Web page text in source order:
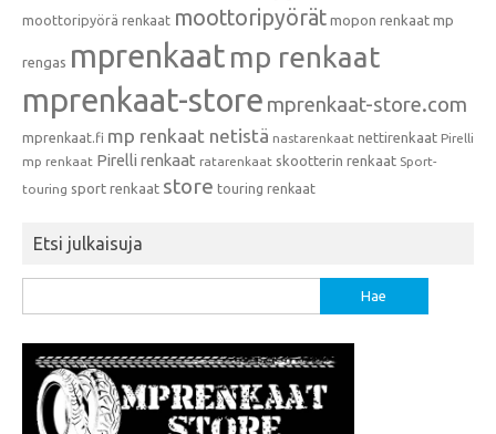
moottoripyörä renkaat moottoripyörät mopon renkaat mp
rengas mprenkaat mp renkaat
mprenkaat-store mprenkaat-store.com
mprenkaat.fi mp renkaat netistä nastarenkaat nettirenkaat Pirelli
mp renkaat Pirelli renkaat ratarenkaat skootterin renkaat Sport-
touring sport renkaat store touring renkaat
Etsi julkaisuja